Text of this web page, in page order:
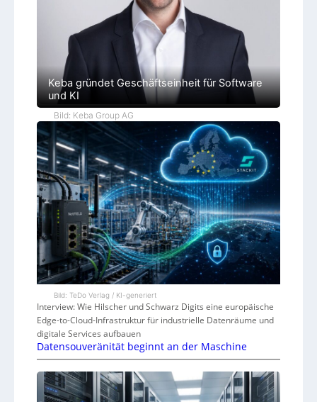
Keba gründet Geschäftseinheit für Software
und KI
Bild: Keba Group AG
Bild: TeDo Verlag / KI-generiert
Interview: Wie Hilscher und Schwarz Digits eine europäische
Edge-to-Cloud-Infrastruktur für industrielle Datenräume und
digitale Services aufbauen
Datensouveränität beginnt an der Maschine